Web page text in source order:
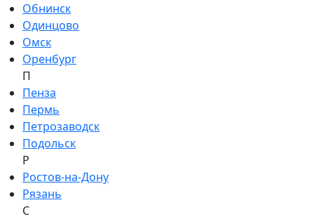
Обнинск
Одинцово
Омск
Оренбург
П
Пенза
Пермь
Петрозаводск
Подольск
Р
Ростов-на-Дону
Рязань
С